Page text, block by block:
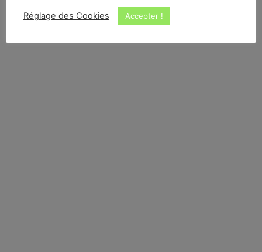
Réglage des Cookies Accepter !